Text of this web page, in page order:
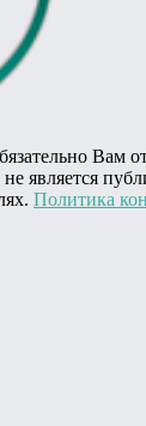
Вам
является
Политика